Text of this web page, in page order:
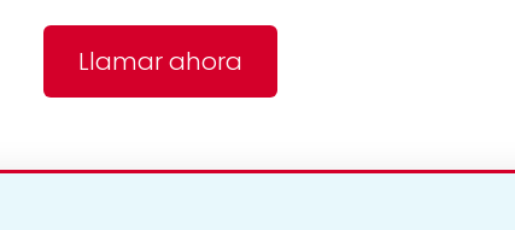
Llamar ahora